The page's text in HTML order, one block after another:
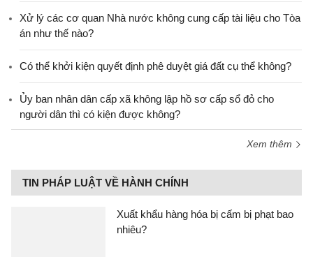
Xử lý các cơ quan Nhà nước không cung cấp tài liệu cho Tòa
án như thế nào?
Có thể khởi kiện quyết định phê duyệt giá đất cụ thể không?
Ủy ban nhân dân cấp xã không lập hồ sơ cấp sổ đỏ cho
người dân thì có kiện được không?
Xem thêm
TIN PHÁP LUẬT VỀ HÀNH CHÍNH
Xuất khẩu hàng hóa bị cấm bị phạt bao
nhiêu?